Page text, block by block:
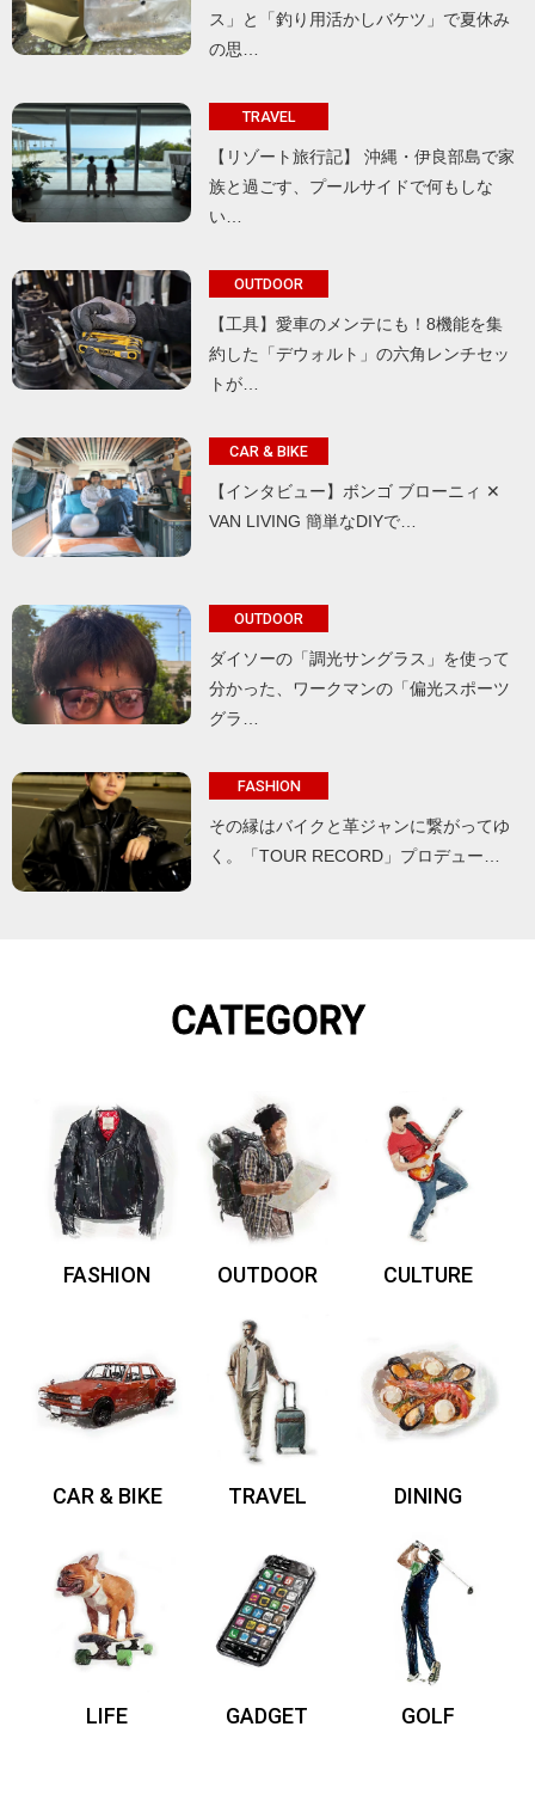
ス」と「釣り用活かしバケツ」で夏休み
の思…
TRAVEL
【リゾート旅行記】 沖縄・伊良部島で家
族と過ごす、プールサイドで何もしな
い…
OUTDOOR
【工具】愛車のメンテにも！8機能を集
約した「デウォルト」の六角レンチセッ
トが…
CAR & BIKE
【インタビュー】ボンゴ ブローニィ ✕
VAN LIVING 簡単なDIYで…
OUTDOOR
ダイソーの「調光サングラス」を使って
分かった、ワークマンの「偏光スポーツ
グラ…
FASHION
その縁はバイクと革ジャンに繋がってゆ
く。「TOUR RECORD」プロデュー…
CATEGORY
FASHION OUTDOOR CULTURE
CAR & BIKE TRAVEL DINING
LIFE GADGET GOLF